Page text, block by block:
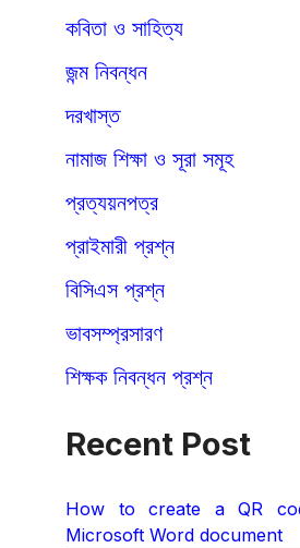
কবিতা ও সাহিত্য
জন্ম নিবন্ধন
দরখাস্ত
নামাজ শিক্ষা ও সূরা সমূহ
প্রত্যয়নপত্র
প্রাইমারী প্রশ্ন
বিসিএস প্রশ্ন
ভাবসম্প্রসারণ
শিক্ষক নিবন্ধন প্রশ্ন
Recent Post
How to create a QR
Microsoft Word document